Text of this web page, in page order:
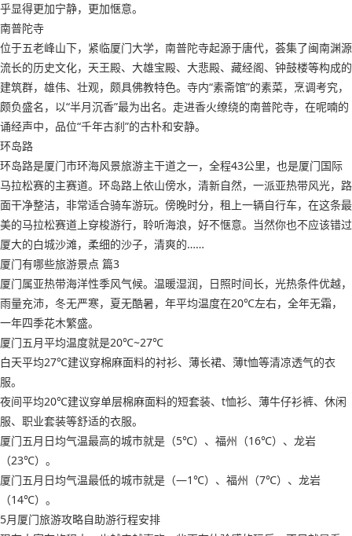
乎显得更加宁静，更加惬意。
南普陀寺
位于五老峰山下，紧临厦门大学，南普陀寺起源于唐代，荟集了闽南渊源
流长的历史文化，天王殿、大雄宝殿、大悲殿、藏经阁、钟鼓楼等构成的
建筑群，雄伟、壮观，颇具佛教特色。寺内“素斋馆”的素菜，烹调考究，
颇负盛名，以“半月沉香”最为出名。走进香火缭绕的南普陀寺，在呢喃的
诵经声中，品位“千年古刹”的古朴和安静。
环岛路
环岛路是厦门市环海风景旅游主干道之一，全程43公里，也是厦门国际
马拉松赛的主赛道。环岛路上依山傍水，清新自然，一派亚热带风光，路
面干净整洁，非常适合骑车游玩。傍晚时分，租上一辆自行车，在这条最
美的马拉松赛道上穿梭游行，聆听海浪，好不惬意。当然你也不应该错过
厦大的白城沙滩，柔细的沙子，清爽的……
厦门有哪些旅游景点 篇3
厦门属亚热带海洋性季风气候。温暖湿润，日照时间长，光热条件优越，
雨量充沛，冬无严寒，夏无酷暑，年平均温度在20℃左右，全年无霜，
一年四季花木繁盛。
厦门五月平均温度就是20℃~27℃
白天平均27℃建议穿棉麻面料的衬衫、薄长裙、薄t恤等清凉透气的衣
服。
夜间平均20℃建议穿单层棉麻面料的短套装、t恤衫、薄牛仔衫裤、休闲
服、职业套装等舒适的衣服。
厦门五月日均气温最高的城市就是（5℃）、福州（16℃）、龙岩
（23℃）。
厦门五月日均气温最低的城市就是（—1℃）、福州（7℃）、龙岩
（14℃）。
5月厦门旅游攻略自助游行程安排